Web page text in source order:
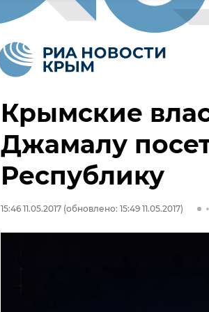
Крымские
Джамалу
Республику
15:46 11.05.2017 (обновлено: 15:49 11.05.2017)